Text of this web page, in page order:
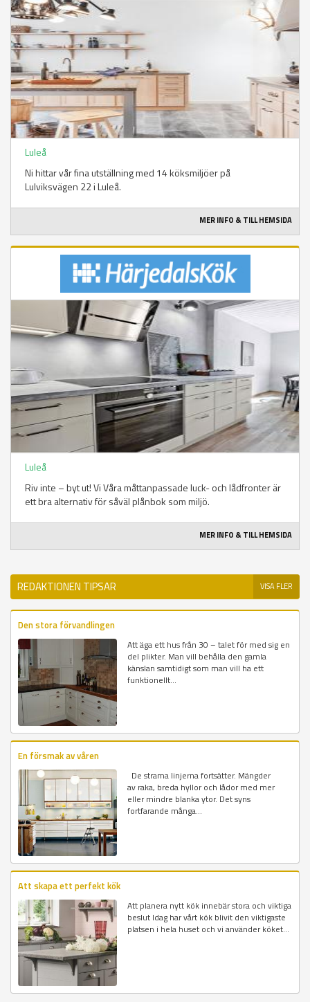
Luleå
Ni hittar vår fina utställning med 14 köksmiljöer på
Lulviksvägen 22 i Luleå.
MER INFO & TILL HEMSIDA
Luleå
Riv inte – byt ut! Vi Våra måttanpassade luck- och lådfronter är
ett bra alternativ för såväl plånbok som miljö.
MER INFO & TILL HEMSIDA
REDAKTIONEN TIPSAR VISA FLER
Den stora förvandlingen
Att äga ett hus från 30 – talet för med sig en
del plikter. Man vill behålla den gamla
känslan samtidigt som man vill ha ett
funktionellt...
En försmak av våren
De strama linjerna fortsätter. Mängder
av raka, breda hyllor och lådor med mer
eller mindre blanka ytor. Det syns
fortfarande många...
Att skapa ett perfekt kök
Att planera nytt kök innebär stora och viktiga
beslut Idag har vårt kök blivit den viktigaste
platsen i hela huset och vi använder köket...